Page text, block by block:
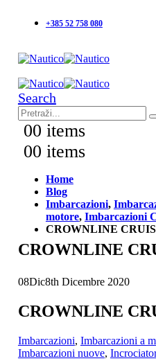
+385 52 758 080
Search
00 items
00 items
Home
Blog
Imbarcazioni,
motore, Imbarcazioni
CROWNLINE
CROWNLINE
08Dic8th Dicembre 2020
CROWNLINE
Imbarcazioni, Imbarcazioni a
Imbarcazioni nuove,